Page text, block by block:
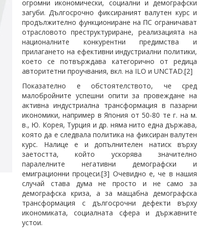
огромни икономически, социални и демографски
загуби. Дългосрочно фиксираният валутен курс и
продължително функциониране на ПС ограничават
отрасловото преструктуриране, реализацията на
националните конкурентни предимства и
прилагането на ефективни индустриални политики,
което се потвърждава категорично от редица
авторитетни проучвания, вкл. на ILO и UNCTAD.[2]
Показателно е обстоятелството, че сред
малобройните успешни опити за провеждане на
активна индустриална трансформация в пазарни
икономики, например в Япония от 50-80 те г. на м.
в., Ю. Корея, Турция и др. няма нито една държава,
която да е следвала политика на фиксиран валутен
курс. Налице е и допълнителен натиск върху
заетостта, който ускорява значително
паралелните негативни демографски и
емиграционни процеси.[3] Очевидно е, че в нашия
случай става дума не просто и не само за
демографска криза, а за мащабна демографска
трансформация с дългосрочни дефекти върху
икономиката, социалната сфера и държавните
устои.